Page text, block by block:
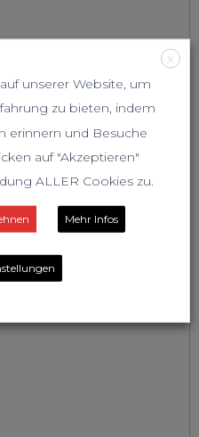
X
unserer Website, um
zu bieten, indem
erinnern und Besuche
auf "Akzeptieren"
ALLER Cookies zu.
Mehr Infos